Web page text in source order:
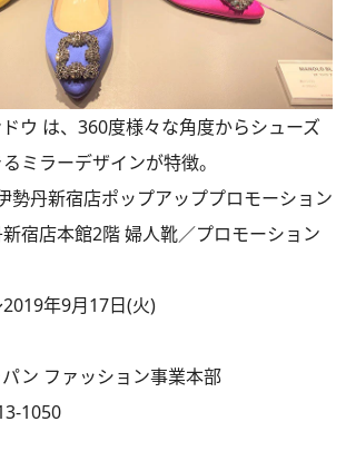
ウ は、360度様々な角度からシューズ
ミラーデザインが特徴。
勢丹新宿店ポップアッププロモーション
宿店本館2階 婦人靴／プロモーション
年9月17日(火)
ン ファッション事業本部
1050